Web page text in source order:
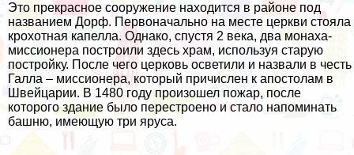
Это прекрасное сооружение находится в районе под
названием Дорф. Первоначально на месте церкви стояла
крохотная капелла. Однако, спустя 2 века, два монаха-
миссионера построили здесь храм, используя старую
постройку. После чего церковь осветили и назвали в честь
Галла – миссионера, который причислен к апостолам в
Швейцарии. В 1480 году произошел пожар, после
которого здание было перестроено и стало напоминать
башню, имеющую три яруса.